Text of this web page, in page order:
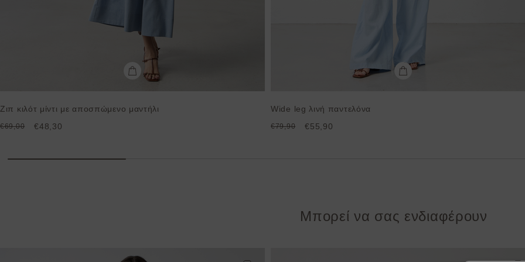
Ζιπ κιλότ μίντι με αποσπώμενο μαντήλι
€69,00 €48,30
Wide leg λινή παντελόνα
€79,90 €55,90
Μπορεί να σας ενδιαφέρουν